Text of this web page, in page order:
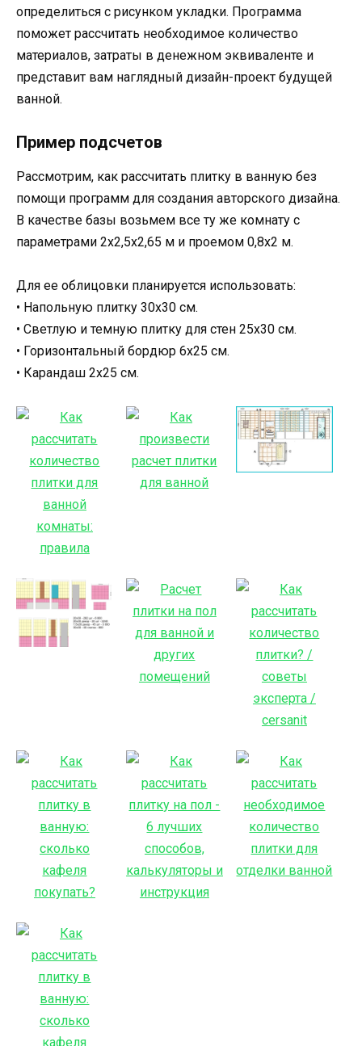
определиться с рисунком укладки. Программа
поможет рассчитать необходимое количество
материалов, затраты в денежном эквиваленте и
представит вам наглядный дизайн-проект будущей
ванной.
Пример подсчетов
Рассмотрим, как рассчитать плитку в ванную без
помощи программ для создания авторского дизайна.
В качестве базы возьмем все ту же комнату с
параметрами 2х2,5х2,65 м и проемом 0,8х2 м.
Для ее облицовки планируется использовать:
• Напольную плитку 30х30 см.
• Светлую и темную плитку для стен 25х30 см.
• Горизонтальный бордюр 6х25 см.
• Карандаш 2х25 см.